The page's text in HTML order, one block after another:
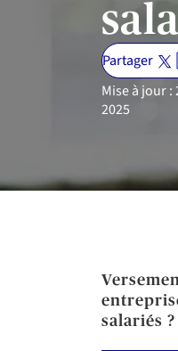
Partager
Mise à jour
2025
salariés ?